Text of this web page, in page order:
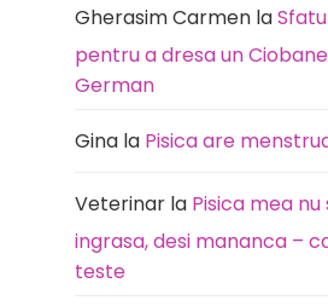
Gherasim Carmen la
pentru a dresa un
German
Gina la Pisica are
Veterinar la Pisica mea nu
ingrasa, desi mananca –
teste